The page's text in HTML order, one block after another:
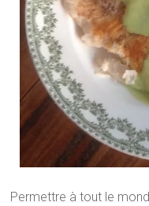
Permettre à tout le